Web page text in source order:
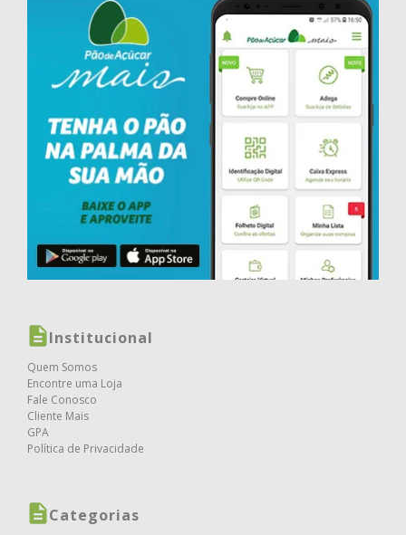
Institucional
Quem Somos
Encontre uma Loja
Fale Conosco
Cliente Mais
GPA
Política de Privacidade
Categorias